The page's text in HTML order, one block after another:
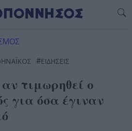
#ΕΙΔΗΣΕΙΣ
τιμωρηθεί ο
για όσα έγιναν